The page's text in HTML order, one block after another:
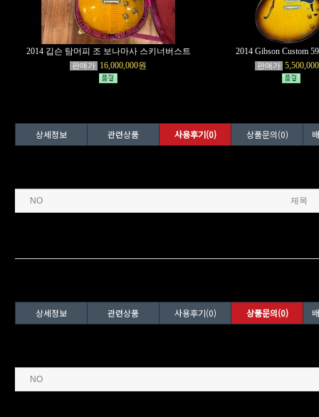
2014 깁슨 탐머피 조 보나마사 스키너버스트
판매가 16,000,000원
2014 Gibson Custom
판매가
상세정보 관련상품 사용후기(0) 상품문의(0)
상세정보 관련상품 사용후기(0) 상품문의(0)